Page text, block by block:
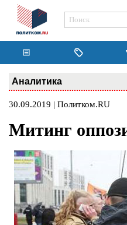
Аналитика
30.09.2019 | Политком.RU
Митинг